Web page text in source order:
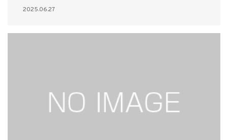
2025.06.27